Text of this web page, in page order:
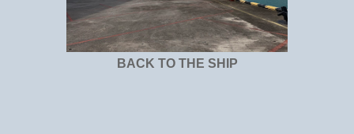
BACK TO THE SHIP